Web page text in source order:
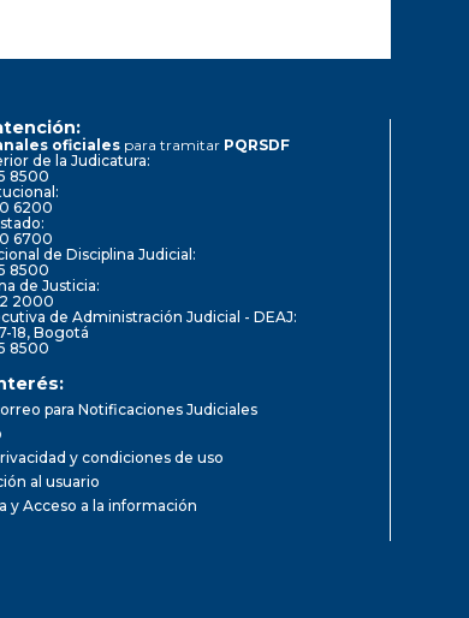
oficiales para tramitar PQRSDF
de la Judicatura:
8500
6200
6700
de Disciplina Judicial:
8500
de Justicia:
2000
de Administración Judicial - DEAJ:
18, Bogotá
8500
para Notificaciones Judiciales
y condiciones de uso
al usuario
y Acceso a la información